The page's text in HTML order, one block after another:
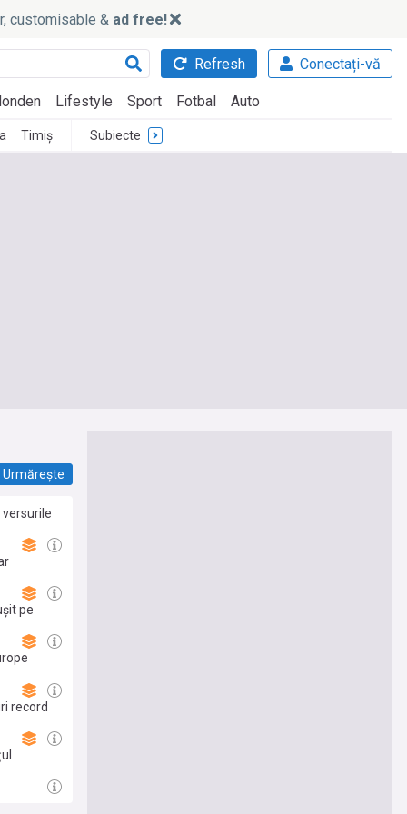
customisable & ad free!
Refresh Conectați-vă
Lifestyle Sport Fotbal Auto
Timiș Subiecte
Urmărește
pe
record